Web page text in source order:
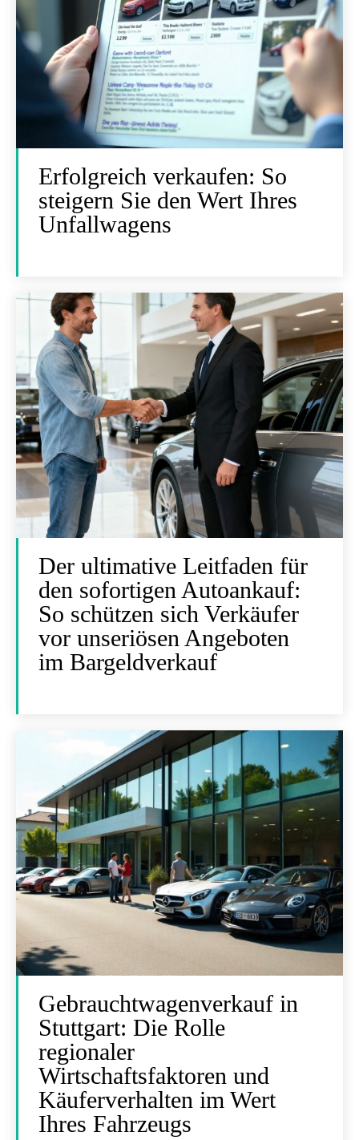
Erfolgreich verkaufen: So
steigern Sie den Wert Ihres
Unfallwagens
Der ultimative Leitfaden für
den sofortigen Autoankauf:
So schützen sich Verkäufer
vor unseriösen Angeboten
im Bargeldverkauf
Gebrauchtwagenverkauf in
Stuttgart: Die Rolle
regionaler
Wirtschaftsfaktoren und
Käuferverhalten im Wert
Ihres Fahrzeugs